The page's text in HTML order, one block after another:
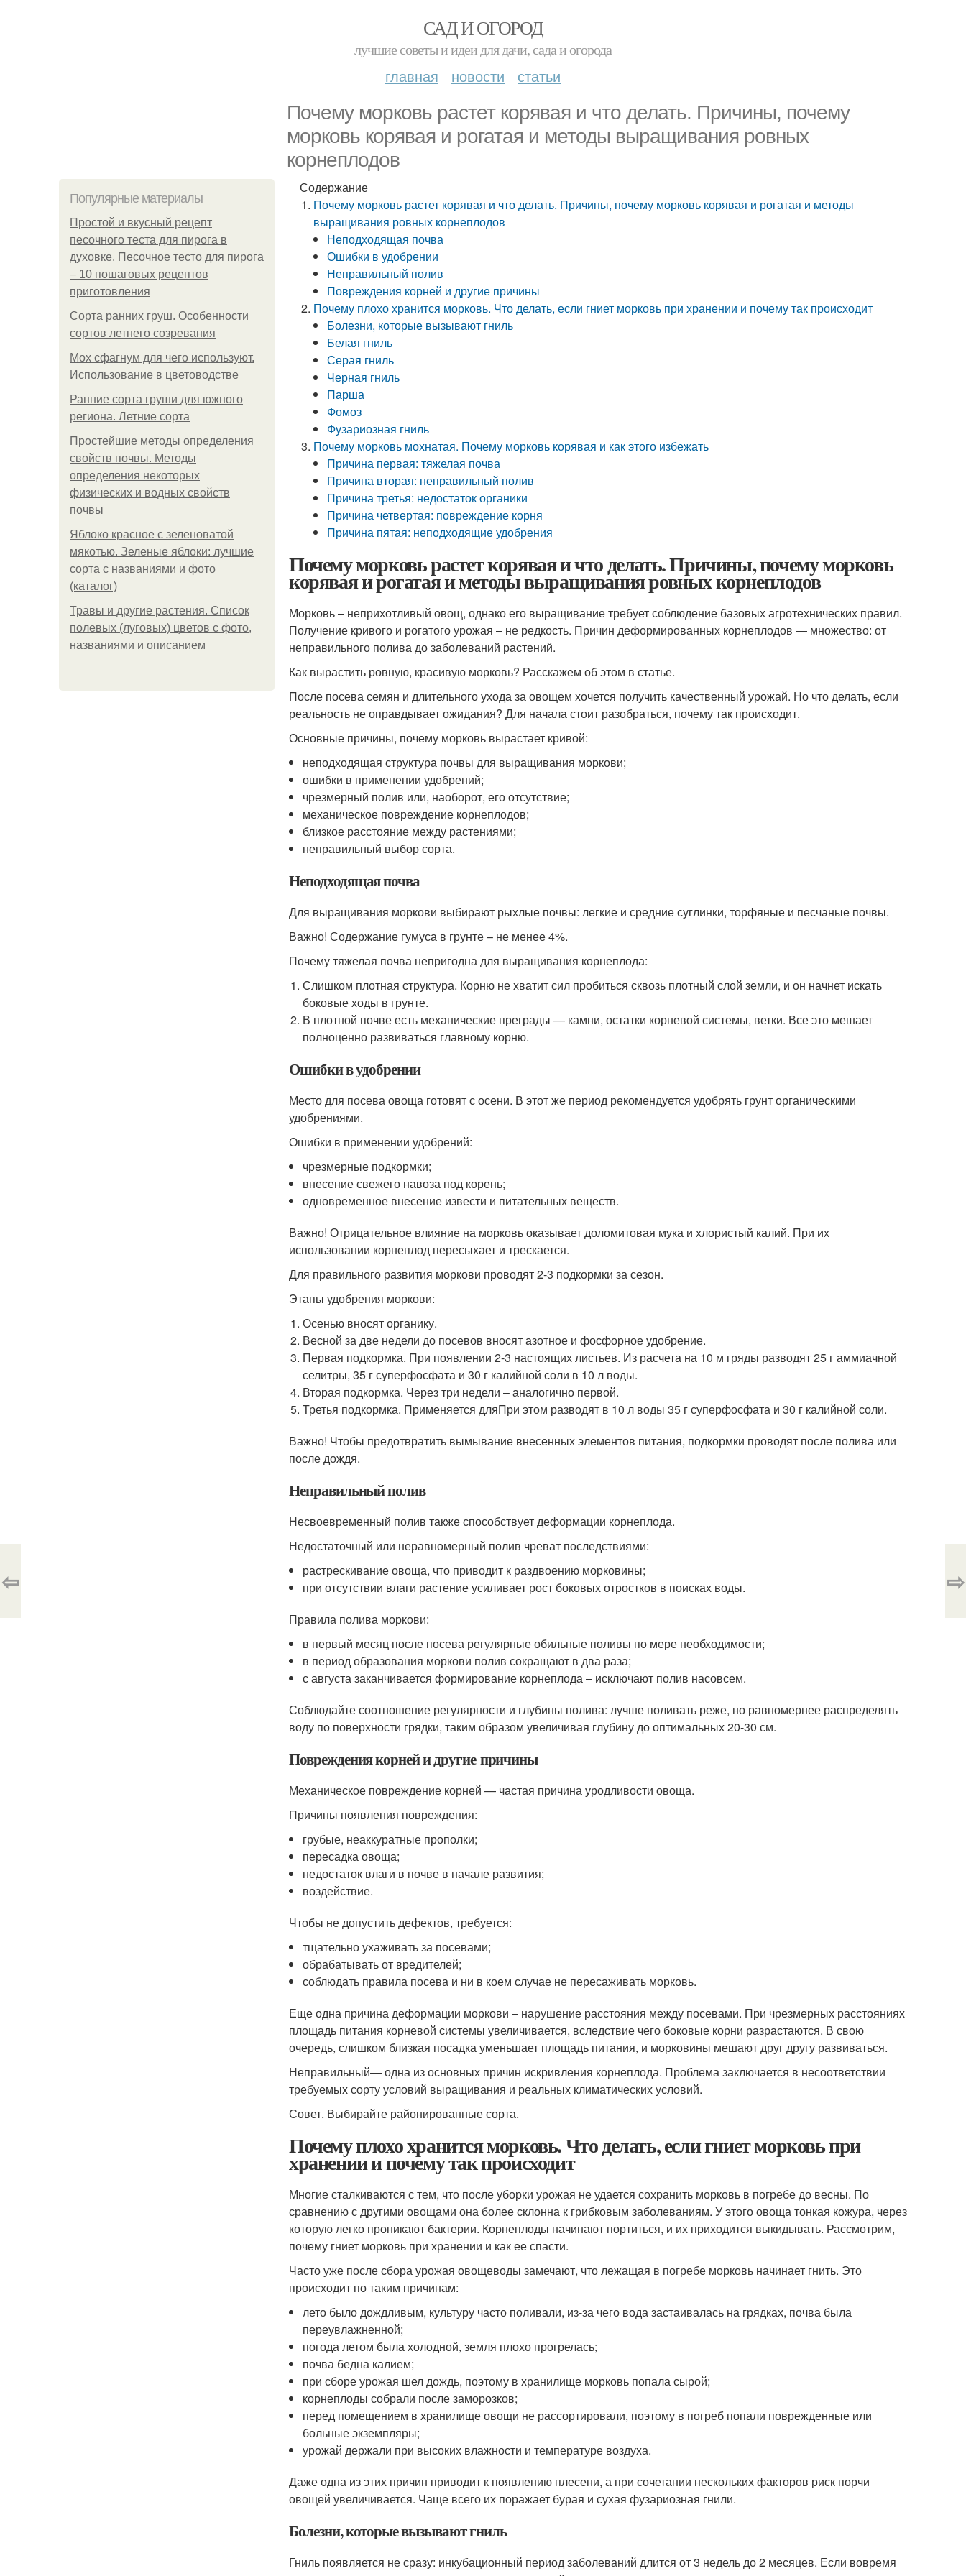
САД И ОГОРОД
лучшие советы и идеи для дачи, сада и огорода
главная новости статьи
Почему морковь растет корявая и что делать. Причины, почему
морковь корявая и рогатая и методы выращивания ровных
корнеплодов
Популярные материалы
Простой и вкусный рецепт
песочного теста для пирога в
духовке. Песочное тесто для пирога
– 10 пошаговых рецептов
приготовления
Сорта ранних груш. Особенности
сортов летнего созревания
Мох сфагнум для чего используют.
Использование в цветоводстве
Ранние сорта груши для южного
региона. Летние сорта
Простейшие методы определения
свойств почвы. Методы
определения некоторых
физических и водных свойств
почвы
Яблоко красное с зеленоватой
мякотью. Зеленые яблоки: лучшие
сорта с названиями и фото
(каталог)
Травы и другие растения. Список
полевых (луговых) цветов с фото,
названиями и описанием
Содержание
Почему морковь растет корявая и что делать. Причины, почему морковь корявая и рогатая и методы
выращивания ровных корнеплодов
Неподходящая почва
Ошибки в удобрении
Неправильный полив
Повреждения корней и другие причины
Почему плохо хранится морковь. Что делать, если гниет морковь при хранении и почему так происходит
Болезни, которые вызывают гниль
Белая гниль
Серая гниль
Черная гниль
Парша
Фомоз
Фузариозная гниль
Почему морковь мохнатая. Почему морковь корявая и как этого избежать
Причина первая: тяжелая почва
Причина вторая: неправильный полив
Причина третья: недостаток органики
Причина четвертая: повреждение корня
Причина пятая: неподходящие удобрения
Почему морковь растет корявая и что делать. Причины, почему морковь
корявая и рогатая и методы выращивания ровных корнеплодов
Морковь – неприхотливый овощ, однако его выращивание требует соблюдение базовых агротехнических правил.
Получение кривого и рогатого урожая – не редкость. Причин деформированных корнеплодов — множество: от
неправильного полива до заболеваний растений.
Как вырастить ровную, красивую морковь? Расскажем об этом в статье.
После посева семян и длительного ухода за овощем хочется получить качественный урожай. Но что делать, если
реальность не оправдывает ожидания? Для начала стоит разобраться, почему так происходит.
Основные причины, почему морковь вырастает кривой:
неподходящая структура почвы для выращивания моркови;
ошибки в применении удобрений;
чрезмерный полив или, наоборот, его отсутствие;
механическое повреждение корнеплодов;
близкое расстояние между растениями;
неправильный выбор сорта.
Неподходящая почва
Для выращивания моркови выбирают рыхлые почвы: легкие и средние суглинки, торфяные и песчаные почвы.
Важно! Содержание гумуса в грунте – не менее 4%.
Почему тяжелая почва непригодна для выращивания корнеплода:
Слишком плотная структура. Корню не хватит сил пробиться сквозь плотный слой земли, и он начнет искать
боковые ходы в грунте.
В плотной почве есть механические преграды — камни, остатки корневой системы, ветки. Все это мешает
полноценно развиваться главному корню.
Ошибки в удобрении
Место для посева овоща готовят с осени. В этот же период рекомендуется удобрять грунт органическими
удобрениями.
Ошибки в применении удобрений:
чрезмерные подкормки;
внесение свежего навоза под корень;
одновременное внесение извести и питательных веществ.
Важно! Отрицательное влияние на морковь оказывает доломитовая мука и хлористый калий. При их
использовании корнеплод пересыхает и трескается.
Для правильного развития моркови проводят 2-3 подкормки за сезон.
Этапы удобрения моркови:
Осенью вносят органику.
Весной за две недели до посевов вносят азотное и фосфорное удобрение.
Первая подкормка. При появлении 2-3 настоящих листьев. Из расчета на 10 м гряды разводят 25 г аммиачной
селитры, 35 г суперфосфата и 30 г калийной соли в 10 л воды.
Вторая подкормка. Через три недели – аналогично первой.
Третья подкормка. Применяется дляПри этом разводят в 10 л воды 35 г суперфосфата и 30 г калийной соли.
Важно! Чтобы предотвратить вымывание внесенных элементов питания, подкормки проводят после полива или
после дождя.
Неправильный полив
Несвоевременный полив также способствует деформации корнеплода.
Недостаточный или неравномерный полив чреват последствиями:
растрескивание овоща, что приводит к раздвоению морковины;
при отсутствии влаги растение усиливает рост боковых отростков в поисках воды.
Правила полива моркови:
в первый месяц после посева регулярные обильные поливы по мере необходимости;
в период образования моркови полив сокращают в два раза;
с августа заканчивается формирование корнеплода – исключают полив насовсем.
Соблюдайте соотношение регулярности и глубины полива: лучше поливать реже, но равномернее распределять
воду по поверхности грядки, таким образом увеличивая глубину до оптимальных 20-30 см.
Повреждения корней и другие причины
Механическое повреждение корней — частая причина уродливости овоща.
Причины появления повреждения:
грубые, неаккуратные прополки;
пересадка овоща;
недостаток влаги в почве в начале развития;
воздействие.
Чтобы не допустить дефектов, требуется:
тщательно ухаживать за посевами;
обрабатывать от вредителей;
соблюдать правила посева и ни в коем случае не пересаживать морковь.
Еще одна причина деформации моркови – нарушение расстояния между посевами. При чрезмерных расстояниях
площадь питания корневой системы увеличивается, вследствие чего боковые корни разрастаются. В свою
очередь, слишком близкая посадка уменьшает площадь питания, и морковины мешают друг другу развиваться.
Неправильный— одна из основных причин искривления корнеплода. Проблема заключается в несоответствии
требуемых сорту условий выращивания и реальных климатических условий.
Совет. Выбирайте районированные сорта.
Почему плохо хранится морковь. Что делать, если гниет морковь при
хранении и почему так происходит
Многие сталкиваются с тем, что после уборки урожая не удается сохранить морковь в погребе до весны. По
сравнению с другими овощами она более склонна к грибковым заболеваниям. У этого овоща тонкая кожура, через
которую легко проникают бактерии. Корнеплоды начинают портиться, и их приходится выкидывать. Рассмотрим,
почему гниет морковь при хранении и как ее спасти.
Часто уже после сбора урожая овощеводы замечают, что лежащая в погребе морковь начинает гнить. Это
происходит по таким причинам:
лето было дождливым, культуру часто поливали, из-за чего вода застаивалась на грядках, почва была
переувлажненной;
погода летом была холодной, земля плохо прогрелась;
почва бедна калием;
при сборе урожая шел дождь, поэтому в хранилище морковь попала сырой;
корнеплоды собрали после заморозков;
перед помещением в хранилище овощи не рассортировали, поэтому в погреб попали поврежденные или
больные экземпляры;
урожай держали при высоких влажности и температуре воздуха.
Даже одна из этих причин приводит к появлению плесени, а при сочетании нескольких факторов риск порчи
овощей увеличивается. Чаще всего их поражает бурая и сухая фузариозная гнили.
Болезни, которые вызывают гниль
Гниль появляется не сразу: инкубационный период заболеваний длится от 3 недель до 2 месяцев. Если вовремя
⇦ ⇨